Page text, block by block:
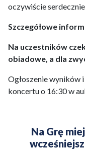
oczywiście
Szczegółowe
Na uczestników
obiadowe, a dla
Ogłoszenie wyników
koncertu o 16:30 w
Na Grę